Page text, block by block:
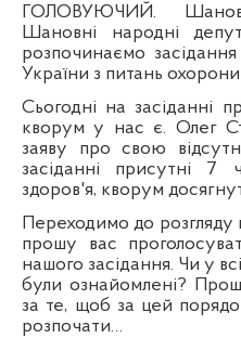
ГОЛОВУЮЧИЙ.
Шановні народні
розпочинаємо
України з питань
Сьогодні на засіданні
кворум у нас є. Олег
заяву про свою
засіданні присутні 7
здоров'я, кворум
Переходимо до розгляду
прошу вас
нашого засідання. Чи у
були ознайомлені?
за те, щоб за цей
розпочати…